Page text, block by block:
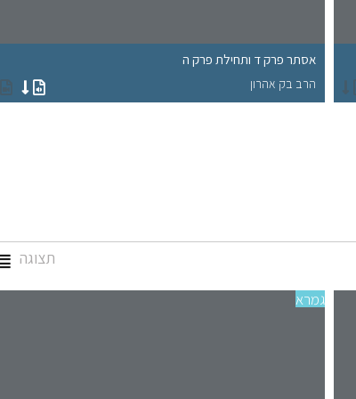
אסתר פרק ד ותחילת פרק ה
הרב בק אהרון
תצוגה
גמרא